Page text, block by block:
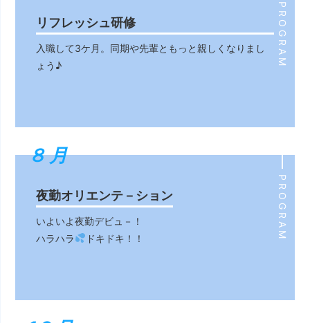
PROGRAM
リフレッシュ研修
入職して3ケ月。同期や先輩ともっと親しくなりまし
ょう♪
PROGRAM
８月
８月
夜勤オリエンテ－ション
いよいよ夜勤デビュ－！
ハラハラ
ドキドキ！！